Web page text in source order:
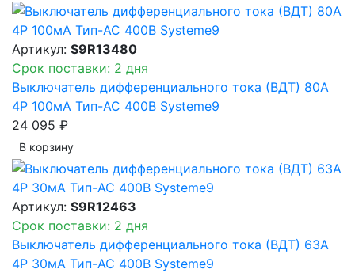
Артикул: S9R13480
Срок поставки: 2 дня
Выключатель дифференциального тока (ВДТ) 80A
4P 100мА Тип-AC 400В Systeme9
24 095 ₽
В корзинy
Артикул: S9R12463
Срок поставки: 2 дня
Выключатель дифференциального тока (ВДТ) 63A
4P 30мА Тип-AC 400В Systeme9